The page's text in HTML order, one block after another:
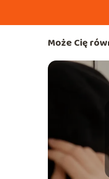
Może Cię